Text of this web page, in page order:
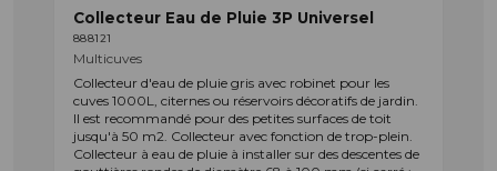
Collecteur Eau de Pluie 3P Universel
888121
Multicuves
Collecteur d'eau de pluie gris avec robinet pour les
cuves 1000L, citernes ou réservoirs décoratifs de jardin.
Il est recommandé pour des petites surfaces de toit
jusqu'à 50 m2. Collecteur avec fonction de trop-plein.
Collecteur à eau de pluie à installer sur des descentes de